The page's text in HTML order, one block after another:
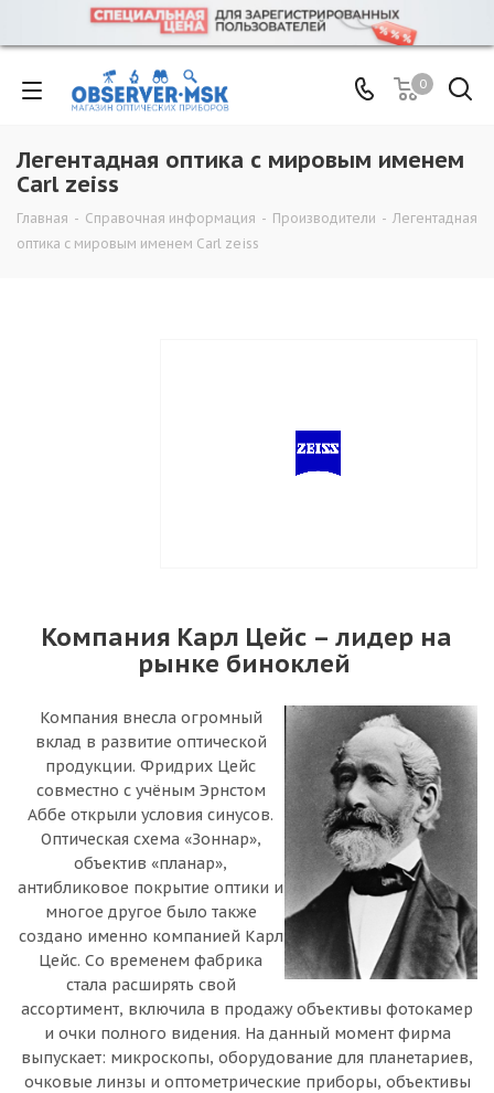
0
Легентадная оптика с мировым именем
Carl zeiss
Главная - Справочная информация - Производители - Легентадная
оптика с мировым именем Carl zeiss
Компания Карл Цейс – лидер на
рынке биноклей
Компания внесла огромный
вклад в развитие оптической
продукции. Фридрих Цейс
совместно с учёным Эрнстом
Аббе открыли условия синусов.
Оптическая схема «Зоннар»,
объектив «планар»,
антибликовое покрытие оптики и
многое другое было также
создано именно компанией Карл
Цейс. Со временем фабрика
стала расширять свой
ассортимент, включила в продажу объективы фотокамер
и очки полного видения. На данный момент фирма
выпускает: микроскопы, оборудование для планетариев,
очковые линзы и оптометрические приборы, объективы